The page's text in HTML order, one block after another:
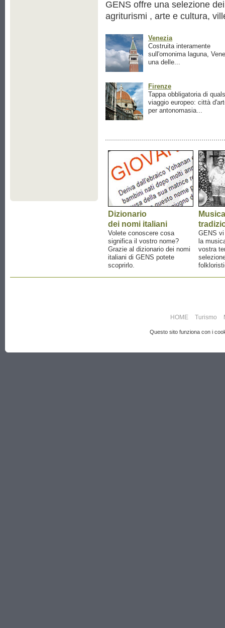
GENS offre una selezione
agriturismi , arte e cultura,
Venezia
Costruita interamente
sull'omonima laguna,
una delle...
Firenze
Tappa obbligatoria di
viaggio europeo: città
per antonomasia...
Dizionario
dei nomi italiani
Volete conoscere cosa
significa il vostro nome?
Grazie al dizionario dei nomi
italiani di GENS potete
scoprirlo.
Musica
GENS
la
vostra
HOME Turismo
Questo sito funziona con i